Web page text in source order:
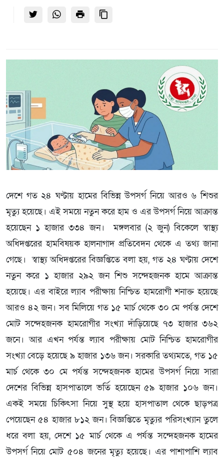
দেশে গত ২৪ ঘণ্টায় হামের বিভিন্ন উপসর্গ নিয়ে আরও ৬ শিশুর
মৃত্যু হয়েছে। এই সময়ে নতুন করে হাম ও এর উপসর্গ নিয়ে আক্রান্ত
হয়েছেন ১ হাজার ৩৩৪ জন। মঙ্গলবার (২ জুন) বিকেলে স্বাস্থ্য
অধিদপ্তরের হামবিষয়ক হালনাগাদ প্রতিবেদন থেকে এ তথ্য জানা
গেছে। স্বাস্থ্য অধিদপ্তরের বিজ্ঞপ্তিতে বলা হয়, গত ২৪ ঘণ্টায় দেশে
নতুন করে ১ হাজার ২৯২ জন শিশু সন্দেহজনক হামে আক্রান্ত
হয়েছে। এর বাইরে ল্যাব পরীক্ষায় নিশ্চিত হামরোগী শনাক্ত হয়েছে
আরও ৪২ জন। সব মিলিয়ে গত ১৫ মার্চ থেকে ৩০ মে পর্যন্ত দেশে
মোট সন্দেহজনক হামরোগীর সংখ্যা দাঁড়িয়েছে ৭৩ হাজার ৩৬২
জনে। আর এখন পর্যন্ত ল্যাব পরীক্ষায় মোট নিশ্চিত হামরোগীর
সংখ্যা বেড়ে হয়েছে ৯ হাজার ১৩৬ জন। সরকারি তথ্যমতে, গত ১৫
মার্চ থেকে ৩০ মে পর্যন্ত সন্দেহজনক হামের উপসর্গ নিয়ে সারা
দেশের বিভিন্ন হাসপাতালে ভর্তি হয়েছেন ৫৯ হাজার ১০৬ জন।
একই সময়ে চিকিৎসা নিয়ে সুস্থ হয়ে হাসপাতাল থেকে ছাড়পত্র
পেয়েছেন ৫৪ হাজার ৮১২ জন। বিজ্ঞপ্তিতে মৃত্যুর পরিসংখ্যান তুলে
ধরে বলা হয়, দেশে ১৫ মার্চ থেকে এ পর্যন্ত সন্দেহজনক হামের
উপসর্গ নিয়ে মোট ৫০৪ জনের মৃত্যু হয়েছে। এর পাশাপাশি ল্যাব